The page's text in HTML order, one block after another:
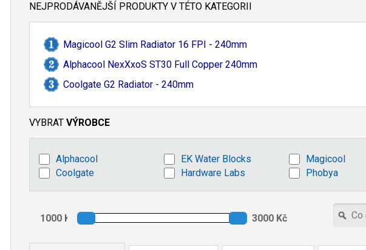
NEJPRODÁVANĚJŠÍ PRODUKTY V TÉTO KATEGORII
Magicool G2 Slim Radiator 16 FPI - 240mm
Alphacool NexXxoS ST30 Full Copper 240mm
Coolgate G2 Radiator - 240mm
VYBRAT VÝROBCE
Alphacool EK Water Blocks Magicool
Coolgate
Hardware Labs Phobya